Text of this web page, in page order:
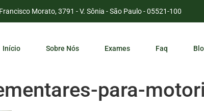
Morato, 3791 - V. Sônia - São Paulo - 05521-100
Início Sobre Nós Exames Faq
para-